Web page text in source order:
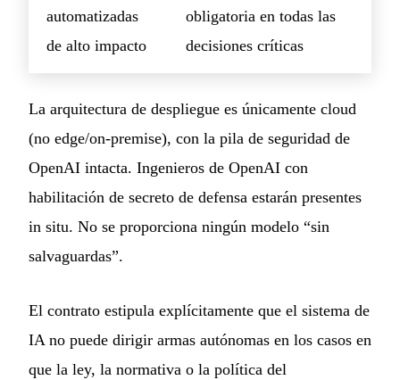
automatizadas
de alto impacto
obligatoria en todas las
decisiones críticas
La arquitectura de despliegue es únicamente cloud
(no edge/on-premise), con la pila de seguridad de
OpenAI intacta. Ingenieros de OpenAI con
habilitación de secreto de defensa estarán presentes
in situ. No se proporciona ningún modelo “sin
salvaguardas”.
El contrato estipula explícitamente que el sistema de
IA no puede dirigir armas autónomas en los casos en
que la ley, la normativa o la política del